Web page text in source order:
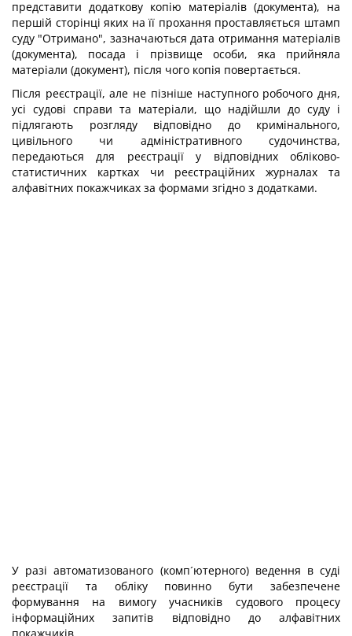
представити додаткову копію матеріалів (документа), на
першій сторінці яких на її прохання проставляється штамп
суду "Отримано", зазначаються дата отримання матеріалів
(документа), посада і прізвище особи, яка прийняла
матеріали (документ), після чого копія повертається.
Після реєстрації, але не пізніше наступного робочого дня,
усі судові справи та матеріали, що надійшли до суду і
підлягають розгляду відповідно до кримінального,
цивільного чи адміністративного судочинства,
передаються для реєстрації у відповідних обліково-
статистичних картках чи реєстраційних журналах та
алфавітних покажчиках за формами згідно з додатками.
У разі автоматизованого (комп´ютерного) ведення в суді
реєстрації та обліку повинно бути забезпечене
формування на вимогу учасників судового процесу
інформаційних запитів відповідно до алфавітних